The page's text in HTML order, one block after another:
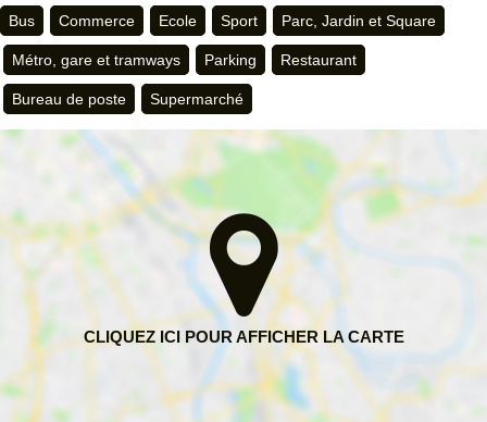
Bus Commerce Ecole Sport Parc, Jardin et Square
Métro, gare et tramways Parking Restaurant
Bureau de poste Supermarché